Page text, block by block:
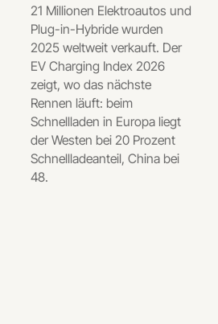
21 Millionen Elektroautos und
Plug-in-Hybride wurden
2025 weltweit verkauft. Der
EV Charging Index 2026
zeigt, wo das nächste
Rennen läuft: beim
Schnellladen in Europa liegt
der Westen bei 20 Prozent
Schnellladeanteil, China bei
48.